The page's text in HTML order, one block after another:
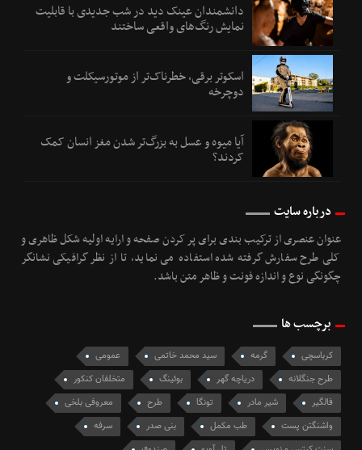
دانشمندان عینک دید در شب جدیدی با قابلیت
نمایش رنگ‌های واقعی ساختند
اسکوتر برقی، خطرناک‌تر از موتورسیکلت و
دوچرخه
آیا میوه و عسل به بزرگ‌تر شدن مغز انسان کمک
کردند؟
درباره سایت
عنوان عنصری از ترکیب بندی برای پر کردن صفحه و ارایه اولیه شکل ظاهری و
کلی طرح سفارش گرفته شده استفاده می نماید، تا از نظر گرافیکی نشانگر
چگونگی نوع و اندازه فونت و ظاهر متن باشد.
برچسب ها
کرباسچی گرمه سید محمد خاتمی
عمومی
طرح جنگلانه
دریاچه گهر بوئینگ
متخلفان کنکور
فالگیر
شیر مادر تونگا طرح
معروفی بلخی
واشنگتن پست
طب مکمل بنی صدر
سرفه